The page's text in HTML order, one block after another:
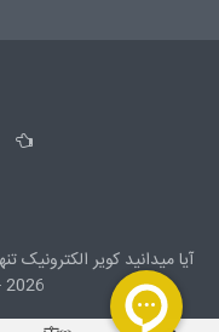
آیا میدانید کویر
2026